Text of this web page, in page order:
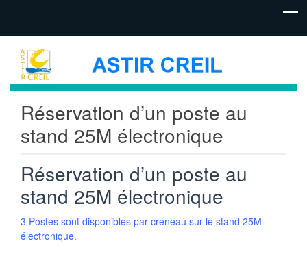
Réservation d’un poste au
stand 25M électronique
Réservation d’un poste au
stand 25M électronique
3 Postes sont disponibles par créneau sur le stand 25M
électronique.